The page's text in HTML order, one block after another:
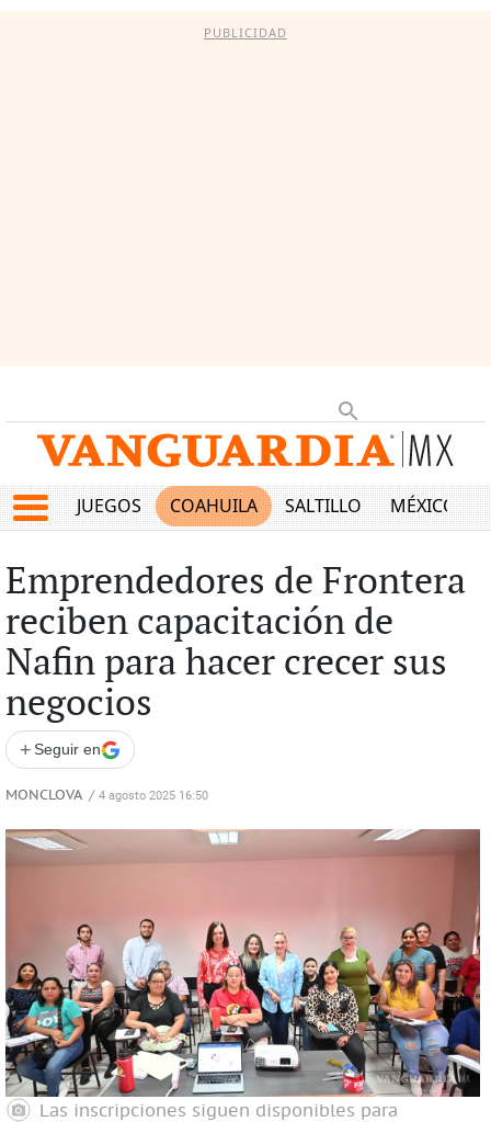
PUBLICIDAD
JUEGOS COAHUILA SALTILLO MÉXICO
Emprendedores de Frontera
reciben capacitación de
Nafin para hacer crecer sus
negocios
+ Seguir en
MONCLOVA / 4 agosto 2025 16:50
Las inscripciones siguen disponibles para